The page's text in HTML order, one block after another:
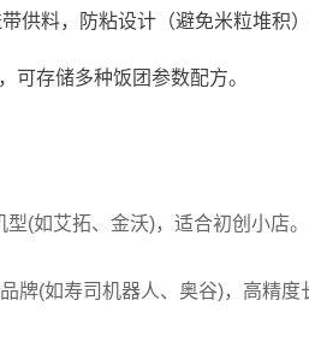
供料，防粘设计（避免米粒堆积）
可存储多种饭团参数配方。
如艾拓、金沃)，适合初创小店。
(如寿司机器人、奥谷)，高精度